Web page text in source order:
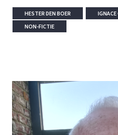
HESTER DEN BOER
IGNACE
NON-FICTIE